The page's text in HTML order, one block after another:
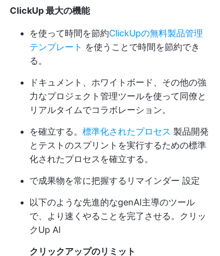
ClickUp 最大の機能
を使って時間を節約ClickUpの無料製品管理
テンプレート を使うことで時間を節約でき
る。
ドキュメント、ホワイトボード、その他の強
力なプロジェクト管理ツールを使って同僚と
リアルタイムでコラボレーション。
を確立する。 標準化されたプロセス 製品開発
とテストのスプリントを実行するための標準
化されたプロセスを確立する。
で成果物を常に把握する リマインダー 設定
以下のような先進的なgenAI主導のツール
で、より速くやることを完了させる。 クリッ
クUp AI
クリックアップのリミット